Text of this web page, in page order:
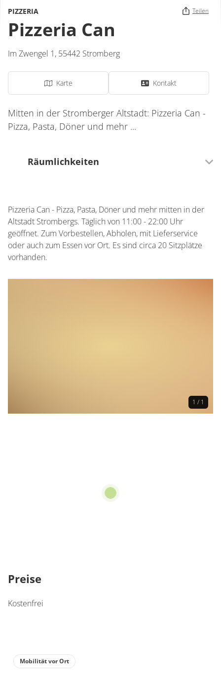
PIZZERIA Teilen
Pizzeria Can
Im Zwengel 1, 55442 Stromberg
Karte Kontakt
Mitten in der Stromberger Altstadt: Pizzeria Can -
Pizza, Pasta, Döner und mehr ...
Räumlichkeiten
0 Sitzplätze (außen)
Pizzeria Can - Pizza, Pasta, Döner und mehr mitten in der
Altstadt Strombergs. Täglich von 11:00 - 22:00 Uhr
geöffnet. Zum Vorbestellen, Abholen, mit Lieferservice
oder auch zum Essen vor Ort. Es sind circa 20 Sitzplätze
vorhanden.
1 / 1
Preise
Kostenfrei
Mobilität vor Ort